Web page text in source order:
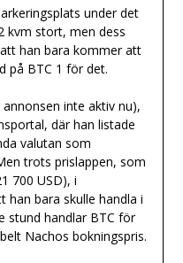
under det
kvm stort, men dess
han bara kommer att
på BTC 1 för det.
inte aktiv nu),
där han listade
valutan som
trots prislappen, som
700 USD), i
han bara skulle handla i
stund handlar BTC för
Nachos bokningspris.